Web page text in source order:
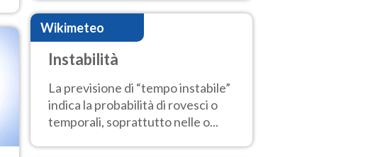
Wikimeteo
Instabilità
La previsione di “tempo instabile”
indica la probabilità di rovesci o
temporali, soprattutto nelle o...